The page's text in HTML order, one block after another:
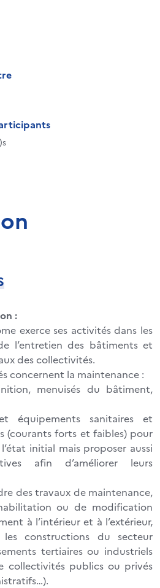
:
exerce ses activités dans les
l’entretien des bâtiments et
des collectivités.
concernent la maintenance :
menuisés du bâtiment,
équipements sanitaires et
(courants forts et faibles) pour
initial mais proposer aussi
afin d’améliorer leurs
des travaux de maintenance,
ou de modification
à l’intérieur et à l’extérieur,
constructions du secteur
tertiaires ou industriels
collectivités publics ou privés